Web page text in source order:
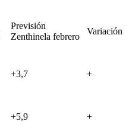
Previsión
Zenthinela febrero
Variación
+3,7 +
+5,9 +